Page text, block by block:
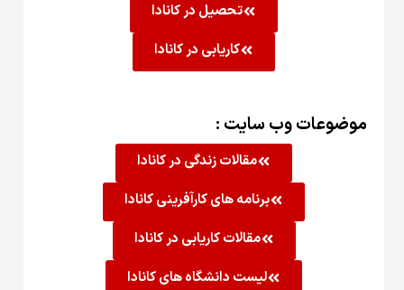
تحصیل در کانادا
کاریابی در کانادا
موضوعات وب سایت :
مقالات زندگی در کانادا
برنامه های کارآفرینی کانادا
مقالات کاریابی در کانادا
لیست دانشگاه های کانادا